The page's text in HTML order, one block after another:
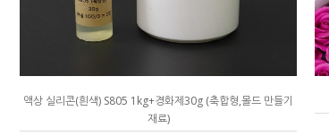
액상 실리콘(흰색) S805 1kg+경화제30g (축합형,몰드 만들기
재료)